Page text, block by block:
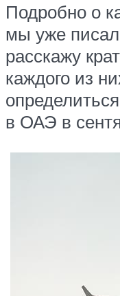
Подробно о
мы уже
расскажу
каждого из
в ОАЭ в